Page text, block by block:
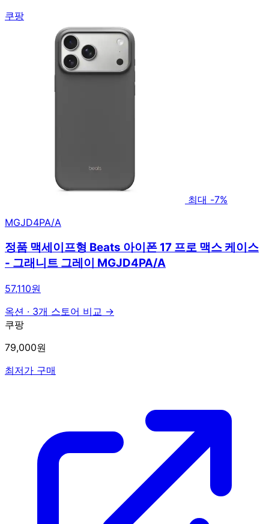
쿠팡
최대 -7%
MGJD4PA/A
정품 맥세이프형 Beats 아이폰 17 프로 맥스 케이스
- 그래니트 그레이 MGJD4PA/A
57,110원
옥션 · 3개 스토어 비교 →
쿠팡
79,000원
최저가 구매